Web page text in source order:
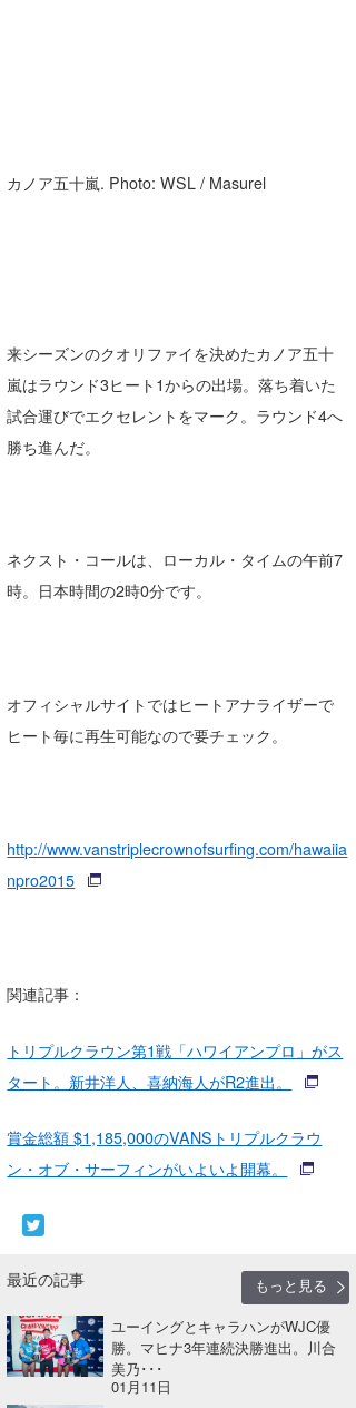
カノア五十嵐. Photo: WSL / Masurel
来シーズンのクオリファイを決めたカノア五十
嵐はラウンド3ヒート1からの出場。落ち着いた
試合運びでエクセレントをマーク。ラウンド4へ
勝ち進んだ。
ネクスト・コールは、ローカル・タイムの午前7
時。日本時間の2時0分です。
オフィシャルサイトではヒートアナライザーで
ヒート毎に再生可能なので要チェック。
http://www.vanstriplecrownofsurfing.com/hawaiia
npro2015
関連記事：
トリプルクラウン第1戦「ハワイアンプロ」がス
タート。新井洋人、喜納海人がR2進出。
賞金総額 $1,185,000のVANSトリプルクラウ
ン・オブ・サーフィンがいよいよ開幕。
最近の記事
もっと見る
ユーイングとキャラハンがWJC優
勝。マヒナ3年連続決勝進出。川合
美乃･･･
01月11日